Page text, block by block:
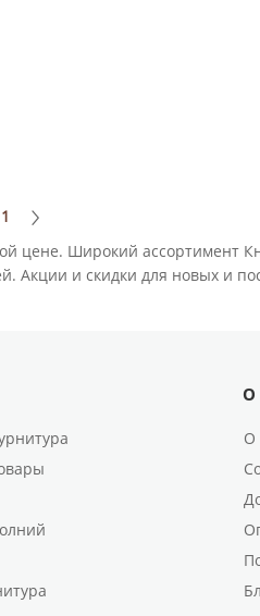
1
цене. Широкий ассортимент
Акции и скидки для новых и
О
О